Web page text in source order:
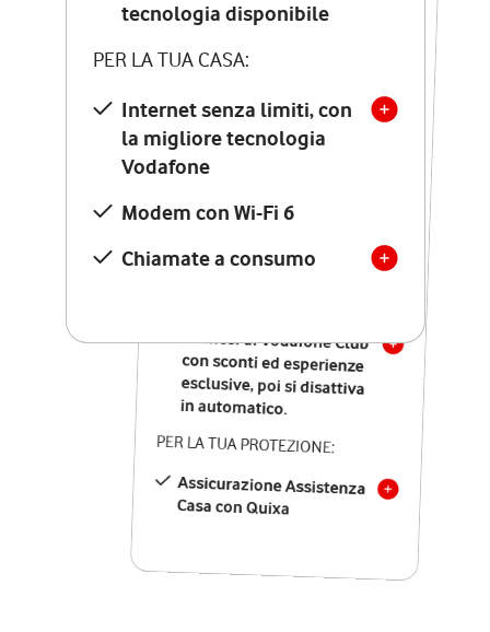
tecnologia disponibile
PER LA TUA CASA:
Internet senza limiti, con
la migliore tecnologia
Vodafone
Modem con Wi-Fi 6
Chiamate a consumo
tecnologia disponibile
PER LA TUA CASA:
Internet senza limiti, con
la migliore tecnologia
Vodafone
Modem Seven con Wi-Fi 7
Chiamate illimitate verso
numeri fissi e mobili
nazionali
12 mesi di Vodafone Club
con sconti ed esperienze
esclusive, poi si disattiva
in automatico.
PER LA TUA PROTEZIONE:
Assicurazione Assistenza
Casa con Quixa